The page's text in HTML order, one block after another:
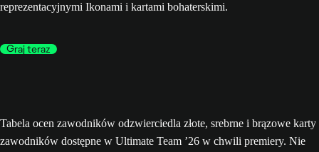
reprezentacyjnymi Ikonami i kartami bohaterskimi.
Graj teraz
Tabela ocen zawodników odzwierciedla złote, srebrne i brązowe karty
zawodników dostępne w Ultimate Team ’26 w chwili premiery. Nie